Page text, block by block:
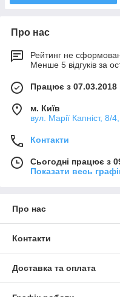
Про нас
Рейтинг не
Менше 5 відгуків за
Працює з 07.03.2018
м. Київ
вул. Марії Капніст, 8/
Контакти
Сьогодні працює з
Показати весь
Про нас
Контакти
Доставка та оплата